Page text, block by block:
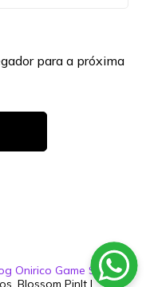
para a próxima
Onirico Game Studio.
Blossom PinIt |